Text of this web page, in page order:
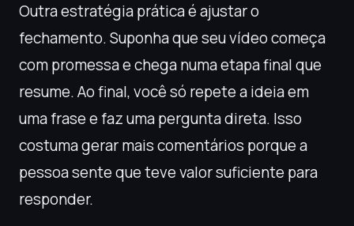
Outra estratégia prática é ajustar o
fechamento. Suponha que seu vídeo começa
com promessa e chega numa etapa final que
resume. Ao final, você só repete a ideia em
uma frase e faz uma pergunta direta. Isso
costuma gerar mais comentários porque a
pessoa sente que teve valor suficiente para
responder.